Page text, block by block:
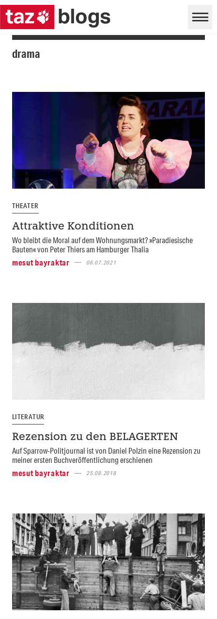
drama
THEATER
Attraktive Konditionen
Wo bleibt die Moral auf dem Wohnungsmarkt? »Paradiesische
Bauten« von Peter Thiers am Hamburger Thalia
mesut bayraktar
06.07.2021
LITERATUR
Rezension zu den BELAGERTEN
Auf Sparrow-Politjournal ist von Daniel Polzin eine Rezension zu
meiner ersten Buchveröffentlichung erschienen
mesut bayraktar
25.08.2018